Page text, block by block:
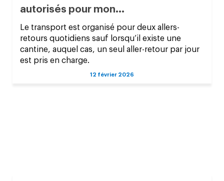
autorisés pour mon...
Le transport est organisé pour deux allers-
retours quotidiens sauf lorsqu’il existe une
cantine, auquel cas, un seul aller-retour par jour
est pris en charge.
12 février 2026